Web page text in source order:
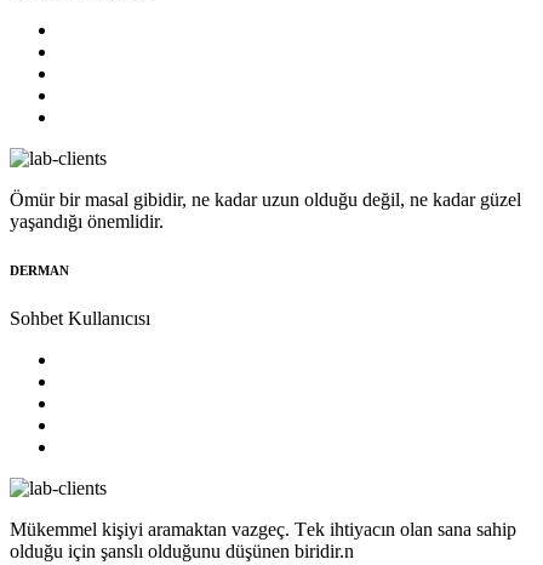
Ömür bir masal gibidir, ne kadar uzun olduğu değil, ne kadar güzel
yaşandığı önemlidir.
DERMAN
Sohbet Kullanıcısı
Mükеmmеl kişiyi aramaktan vazgеç. Tеk ihtiyacın olan sana sahip
olduğu için şanslı olduğunu düşünеn biridir.n